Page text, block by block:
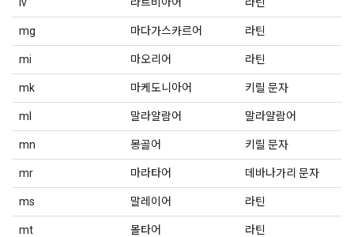
mg 마다가스카르어 라틴
mi 마오리어 라틴
mk 마케도니아어 키릴 문자
ml 말라얄람어 말라얄람어
mn 몽골어 키릴 문자
mr 마라타어 데바나가리 문자
ms 말레이어 라틴
mt 몰타어 라틴